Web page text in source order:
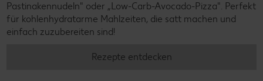
Pastinakennudeln" oder „Low-Carb-Avocado-Pizza". Perfekt
für kohlenhydratarme Mahlzeiten, die satt machen und
einfach zuzubereiten sind!
Rezepte entdecken